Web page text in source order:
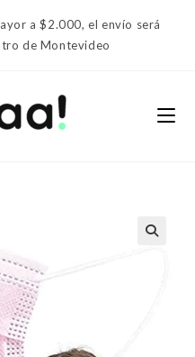
a $2.000, el envío será
de Montevideo